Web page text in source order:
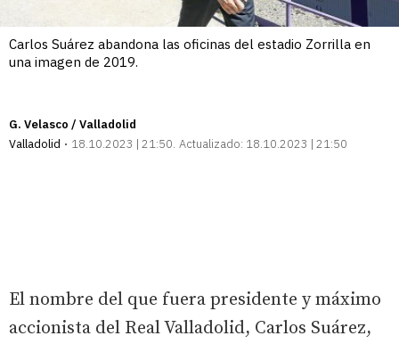
Carlos Suárez abandona las oficinas del estadio Zorrilla en
una imagen de 2019.
G. Velasco / Valladolid
Valladolid
18.10.2023 | 21:50 Actualizado: 18.10.2023 | 21:50
El nombre del que fuera presidente y máximo
accionista del Real Valladolid, Carlos Suárez,